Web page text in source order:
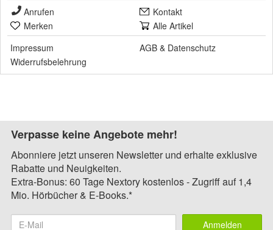
Anrufen
Kontakt
Merken
Alle Artikel
Impressum
AGB & Datenschutz
Widerrufsbelehrung
Verpasse keine Angebote mehr!
Abonniere jetzt unseren Newsletter und erhalte exklusive
Rabatte und Neuigkeiten.
Extra-Bonus: 60 Tage Nextory kostenlos - Zugriff auf 1,4
Mio. Hörbücher & E-Books.*
Anmelden